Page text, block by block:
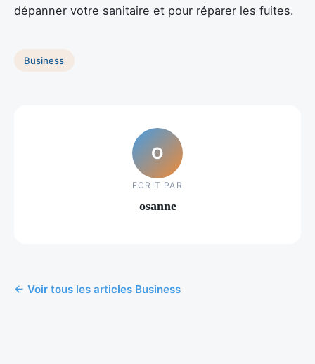
dépanner votre sanitaire et pour réparer les fuites.
Business
O
ECRIT PAR
osanne
← Voir tous les articles Business